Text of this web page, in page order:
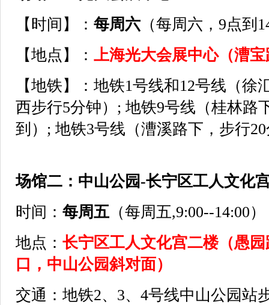
【时间】： 每周六 （每周六，9点到
【地点】： 上海光大会展中心（漕宝
【地铁】：地铁1号线和12号线（徐
西步行5分钟）; 地铁9号线（桂林路
到）; 地铁3号线（漕溪路下，步行
场馆二：中山公园-长宁区工人文化
时间： 每周五 （每周五,9:00--14:00）
地点： 长宁区工人文化宫二楼（愚
口，中山公园斜对面）
交通：地铁2、3、4号线中山公园站